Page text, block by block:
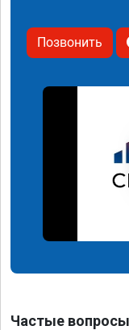
Позвонить
Частые вопросы